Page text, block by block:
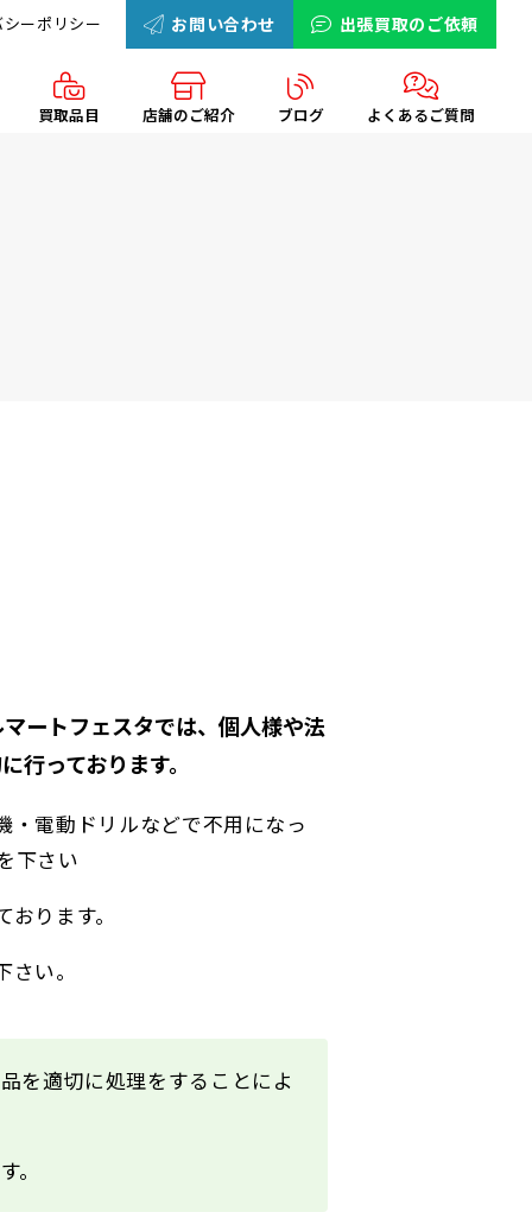
お問い合わせ 出張買取のご依頼
ーポリシー
買取品目 店舗のご紹介 ブログ よくあるご質問
ートフェスタでは、個人様や法
行っております。
・電動ドリルなどで不用になっ
下さい
ります。
い。
を適切に処理をすることによ
。